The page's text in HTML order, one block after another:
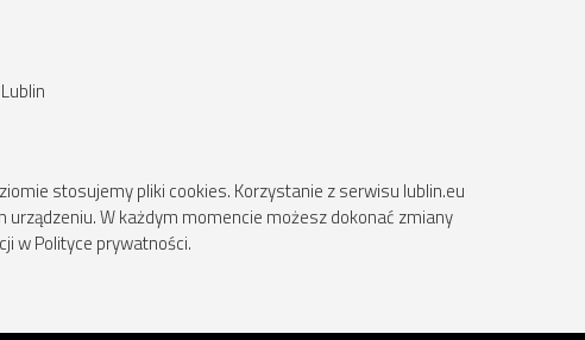
stosujemy pliki cookies. Korzystanie z serwisu lublin.eu
urządzeniu. W każdym momencie możesz dokonać zmiany
w Polityce prywatności.